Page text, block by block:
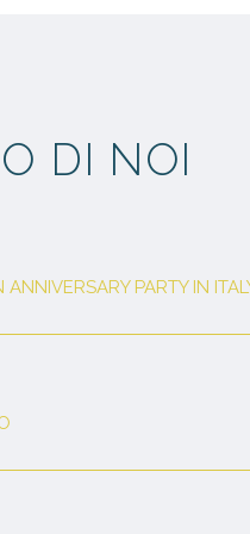
DI NOI
PARTY IN